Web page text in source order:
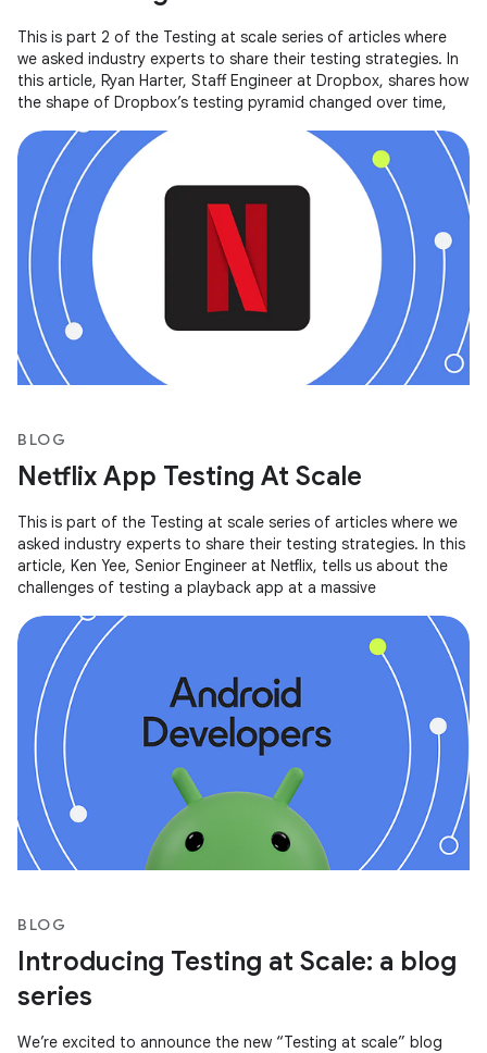
This is part 2 of the Testing at scale series of articles where
we asked industry experts to share their testing strategies. In
this article, Ryan Harter, Staff Engineer at Dropbox, shares how
the shape of Dropbox’s testing pyramid changed over time,
BLOG
Netflix App Testing At Scale
This is part of the Testing at scale series of articles where we
asked industry experts to share their testing strategies. In this
article, Ken Yee, Senior Engineer at Netflix, tells us about the
challenges of testing a playback app at a massive
BLOG
Introducing Testing at Scale: a blog
series
We’re excited to announce the new “Testing at scale” blog